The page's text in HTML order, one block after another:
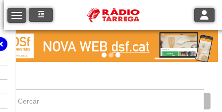
Toggle navigation